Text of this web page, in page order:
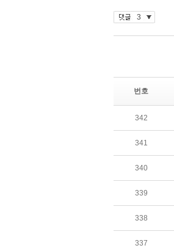
번호
342
341
340
339
338
337